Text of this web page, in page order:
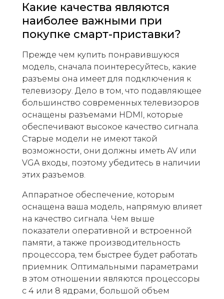
Какие качества являются
наиболее важными при
покупке смарт-приставки?
Прежде чем купить понравившуюся
модель, сначала поинтересуйтесь, какие
разъемы она имеет для подключения к
телевизору. Дело в том, что подавляющее
большинство современных телевизоров
оснащены разъемами HDMI, которые
обеспечивают высокое качество сигнала.
Старые модели не имеют такой
возможности, они должны иметь AV или
VGA входы, поэтому убедитесь в наличии
этих разъемов.
Аппаратное обеспечение, которым
оснащена ваша модель, напрямую влияет
на качество сигнала. Чем выше
показатели оперативной и встроенной
памяти, а также производительность
процессора, тем быстрее будет работать
приемник. Оптимальными параметрами
в этом отношении являются процессоры
с 4 или 8 ядрами, большой объем